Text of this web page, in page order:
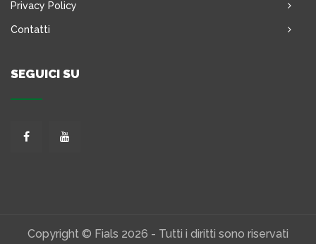
Privacy Policy
Contatti
SEGUICI SU
Copyright © Fials 2026 - Tutti i diritti sono riservati